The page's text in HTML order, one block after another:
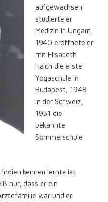
aufgewachsen
studierte er
Medizin in Ungarn,
1940 eröffnete er
mit Elisabeth
Haich die erste
Yogaschule in
Budapest, 1948
in der Schweiz,
1951 die
bekannte
Sommerschule
kennen lernte ist
nur, dass er ein
war und er